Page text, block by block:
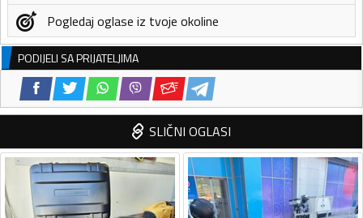
Pogledaj oglase iz tvoje okoline
PODIJELI SA PRIJATELJIMA
SLIČNI OGLASI